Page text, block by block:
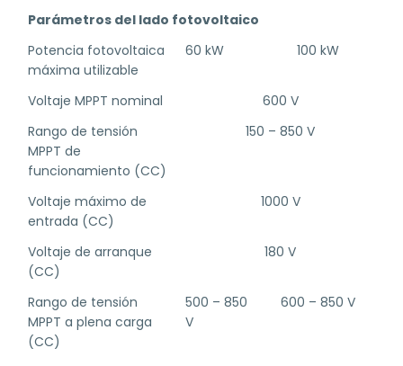
Parámetros del lado fotovoltaico
Potencia fotovoltaica
máxima utilizable
60 kW 100 kW
Voltaje MPPT nominal
600 V
Rango de tensión
MPPT de
funcionamiento (CC)
150 – 850 V
Voltaje máximo de
entrada (CC)
1000 V
Voltaje de arranque
(CC)
180 V
Rango de tensión
MPPT a plena carga
(CC)
500 – 850
V
600 – 850 V